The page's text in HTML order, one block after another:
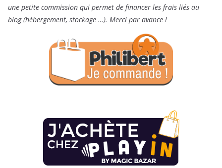
une petite commission qui permet de financer les frais liés au
blog (hébergement, stockage …). Merci par avance !